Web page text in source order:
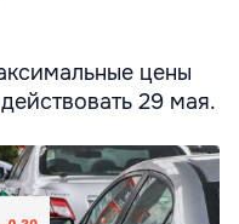
цены
29 мая.